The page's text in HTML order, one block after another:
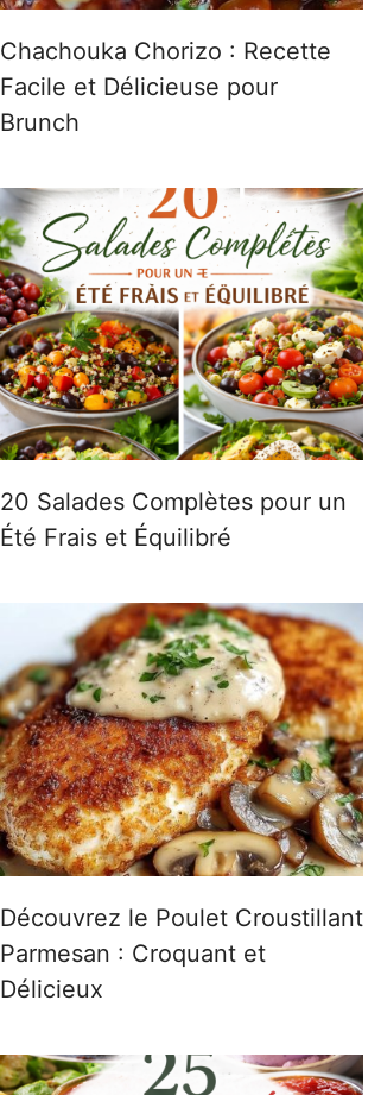
Chachouka Chorizo : Recette
Facile et Délicieuse pour
Brunch
20 Salades Complètes pour un
Été Frais et Équilibré
Découvrez le Poulet Croustillant
Parmesan : Croquant et
Délicieux